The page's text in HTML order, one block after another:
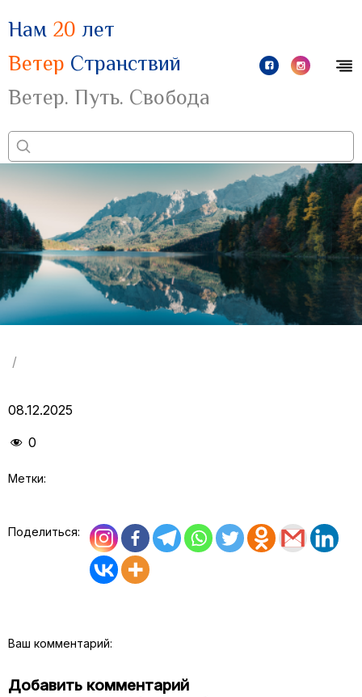
Нам 20 лет
Ветер Странствий
Ветер. Путь. Свобода
/
08.12.2025
0
Метки:
Поделиться:
Ваш комментарий:
Добавить комментарий